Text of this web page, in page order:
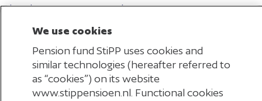
hoe je contact met ons kunt opnemen.
Kunnen wij u helpen?
We use cookies
Pension fund StiPP uses cookies and
similar technologies (hereafter referred to
as “cookies”) on its website
www.stippensioen.nl. Functional cookies